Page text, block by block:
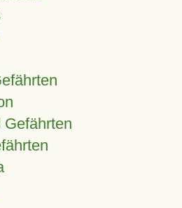
Gefährten